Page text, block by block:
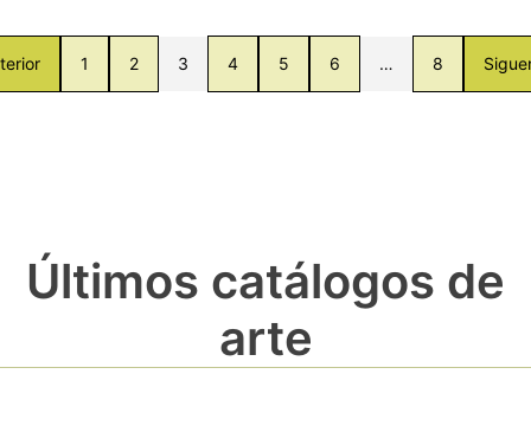
1 2 3 4 5 6 … 8
Últimos catálogos de
arte